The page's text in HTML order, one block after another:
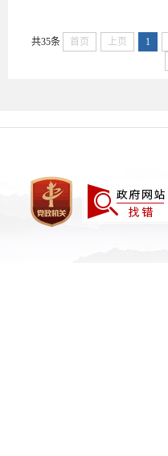
共35条 首页 上页 1